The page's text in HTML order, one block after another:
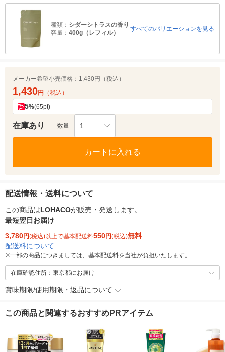
種類： シダーシトラスの香り
容量： 400g（レフィル）
すべてのバリエーションを見る
メーカー希望小売価格： 1,430円（税込）
1,430円 （税込）
5%(65pt)
在庫あり 数量 1
カートに入れる
配送情報・送料について
この商品はLOHACOが販売・発送します。
最短翌日お届け
3,780円(税込)以上で基本配送料550円(税込)無料
配送料について
※一部の商品につきましては、基本配送料を当社が負担いたします。
在庫確認住所：東京都にお届け
賞味期限/使用期限・返品について
この商品と関連するおすすめPRアイテム